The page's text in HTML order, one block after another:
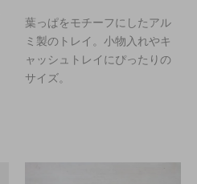
葉っぱをモチーフにしたアル
ミ製のトレイ。小物入れやキ
ャッシュトレイにぴったりの
サイズ。